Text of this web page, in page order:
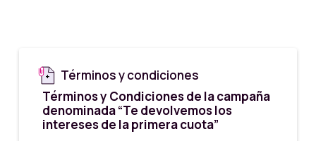
Términos y condiciones
Términos y Condiciones de la campaña
denominada “Te devolvemos los
intereses de la primera cuota”